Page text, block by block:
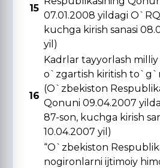
15
07.01.2008 yildagi
kuchga kirish sanasi
yil)
16
Kadrlar tayyorlash
o`zgartish kiritish
(O`zbekiston
Qonuni 09.04.2007
87-son, kuchga kirish
10.04.2007 yil)
“O`zbekiston
nogironlarni ijtimoiy